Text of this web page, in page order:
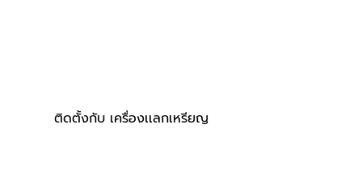
ติดตั้งกับ เครื่องเเลกเหรียญ